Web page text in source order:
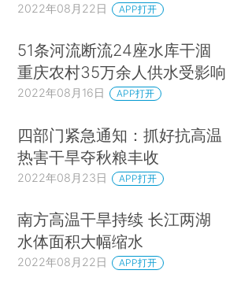
2022年08月22日 APP打开
51条河流断流24座水库干涸
重庆农村35万余人供水受影响
2022年08月16日 APP打开
四部门紧急通知：抓好抗高温
热害干旱夺秋粮丰收
2022年08月23日 APP打开
南方高温干旱持续 长江两湖
水体面积大幅缩水
2022年08月22日 APP打开